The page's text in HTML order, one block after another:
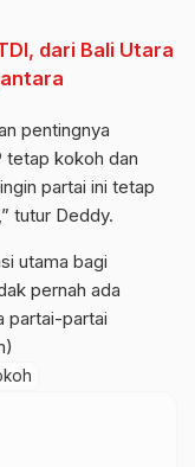
dari Bali Utara
pentingnya
tetap kokoh dan
partai ini tetap
tutur Deddy.
utama bagi
pernah ada
partai-partai